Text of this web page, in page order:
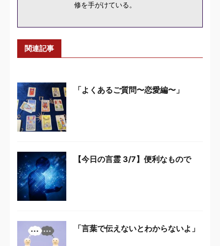
修を手がけている。
関連記事
「よくあるご質問〜恋愛編〜」
【今日の言霊 3/7】便利なもので
「言葉で伝えないとわからないよ」